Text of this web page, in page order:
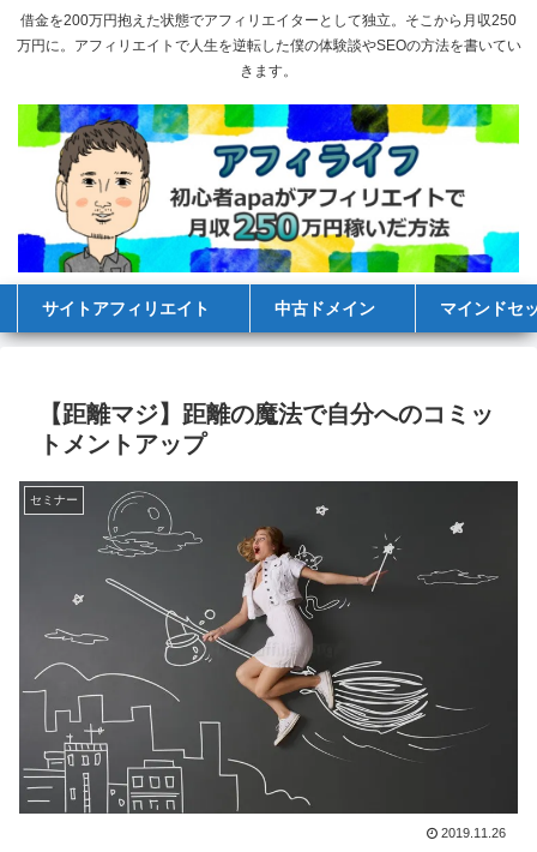
借金を200万円抱えた状態でアフィリエイターとして独立。そこから月収250
万円に。アフィリエイトで人生を逆転した僕の体験談やSEOの方法を書いてい
きます。
サイトアフィリエイト 中古ドメイン マインドセ
【距離マジ】距離の魔法で自分へのコミッ
トメントアップ
セミナー
2019.11.26